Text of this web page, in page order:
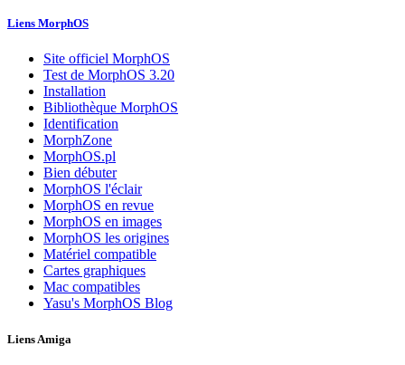
Liens MorphOS
Site officiel MorphOS
Test de MorphOS 3.20
Installation
Bibliothèque MorphOS
Identification
MorphZone
MorphOS.pl
Bien débuter
MorphOS l'éclair
MorphOS en revue
MorphOS en images
MorphOS les origines
Matériel compatible
Cartes graphiques
Mac compatibles
Yasu's MorphOS Blog
Liens Amiga